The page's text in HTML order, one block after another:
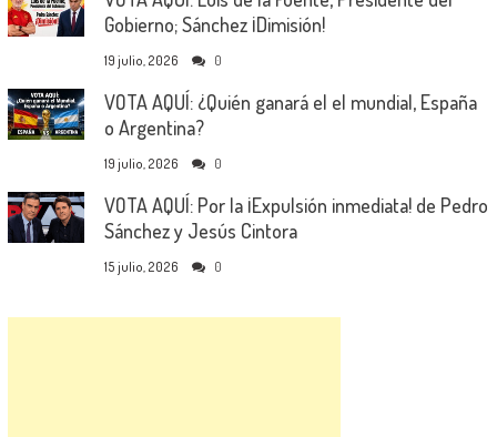
Gobierno; Sánchez ¡Dimisión!
19 julio, 2026 0
VOTA AQUÍ: ¿Quién ganará el el mundial, España
o Argentina?
19 julio, 2026 0
VOTA AQUÍ: Por la ¡Expulsión inmediata! de Pedro
Sánchez y Jesús Cintora
15 julio, 2026 0